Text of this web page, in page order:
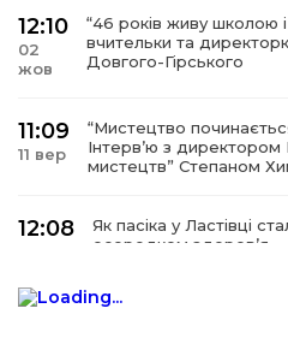
12:10
02
жов
“46 років живу школою
вчительки та
Довгого-Гірського
11:09
11 вер
“Мистецтво
Інтерв’ю з директором
мистецтв” Степаном
12:08
Як пасіка у Ластівці
осередком здоров’я